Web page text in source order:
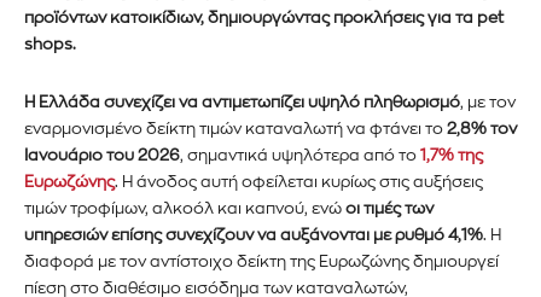
προϊόντων κατοικίδιων, δημιουργώντας προκλήσεις για τα pet
shops.
Η Ελλάδα συνεχίζει να αντιμετωπίζει υψηλό πληθωρισμό, με τον
εναρμονισμένο δείκτη τιμών καταναλωτή να φτάνει το 2,8% τον
Ιανουάριο του 2026, σημαντικά υψηλότερα από το 1,7% της
Ευρωζώνης. Η άνοδος αυτή οφείλεται κυρίως στις αυξήσεις
τιμών τροφίμων, αλκοόλ και καπνού, ενώ οι τιμές των
υπηρεσιών επίσης συνεχίζουν να αυξάνονται με ρυθμό 4,1%. Η
διαφορά με τον αντίστοιχο δείκτη της Ευρωζώνης δημιουργεί
πίεση στο διαθέσιμο εισόδημα των καταναλωτών,